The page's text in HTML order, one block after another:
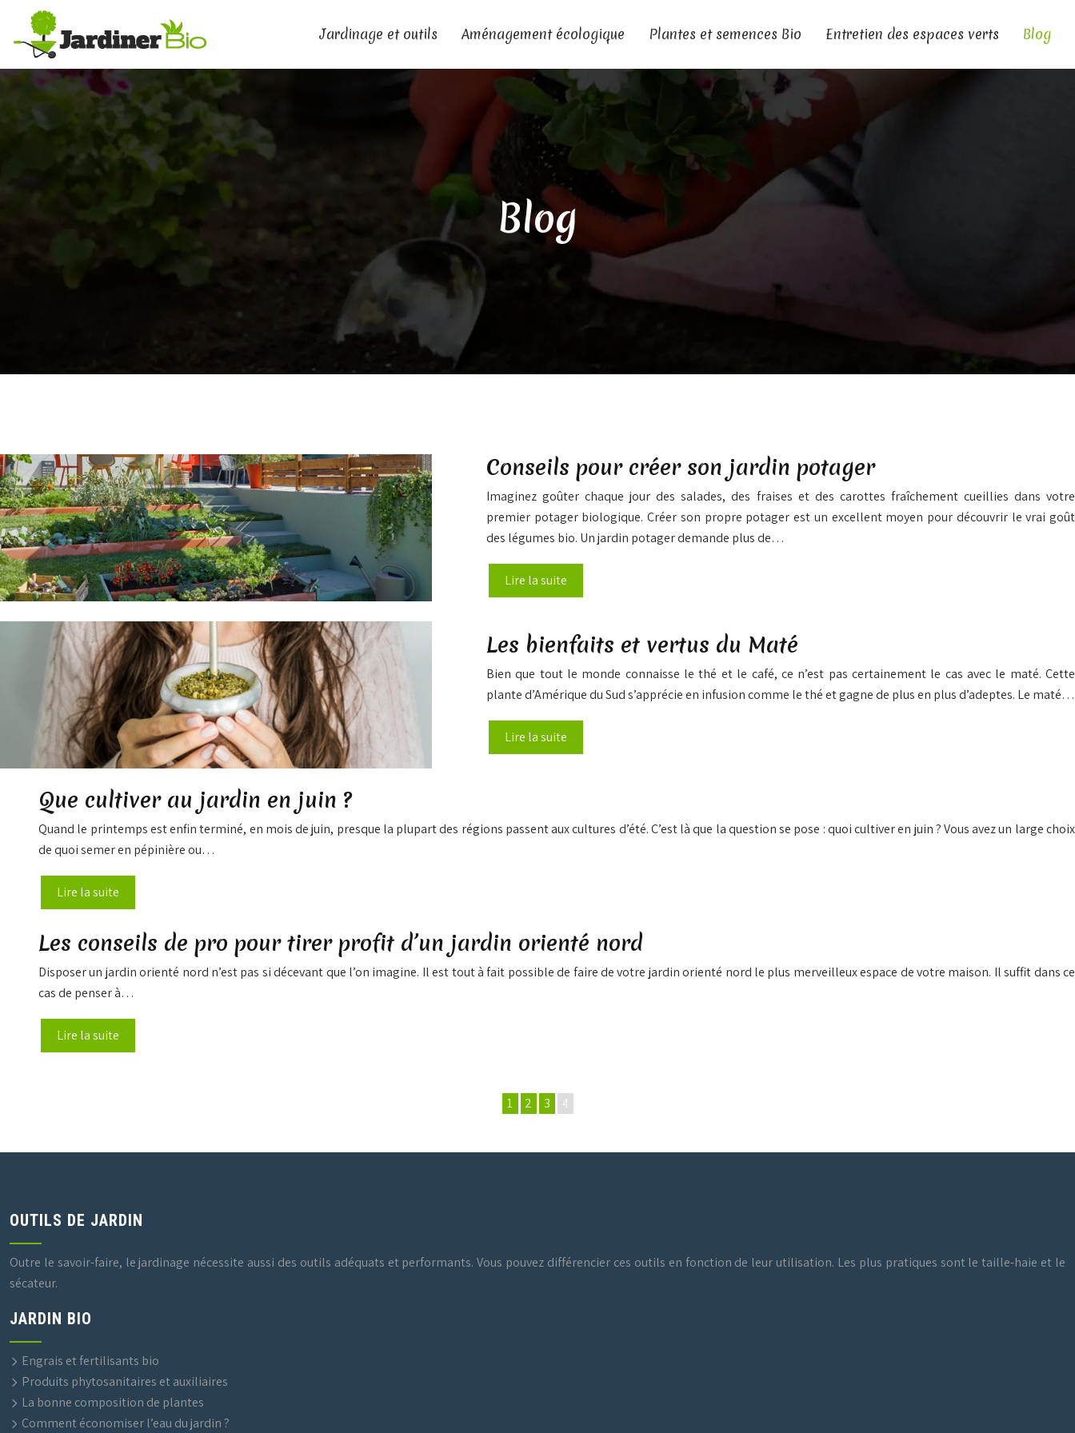
Jardinage et outils Aménagement écologique Plantes et semences Bio Entretien des espaces verts Blog
Blog
Conseils pour créer son jardin potager
Imaginez goûter chaque jour des salades, des fraises et des carottes fraîchement cueillies dans votre
premier potager biologique. Créer son propre potager est un excellent moyen pour découvrir le vrai goût
des légumes bio. Un jardin potager demande plus de…
Lire la suite
Les bienfaits et vertus du Maté
Bien que tout le monde connaisse le thé et le café, ce n’est pas certainement le cas avec le maté. Cette
plante d’Amérique du Sud s’apprécie en infusion comme le thé et gagne de plus en plus d’adeptes. Le maté…
Lire la suite
Que cultiver au jardin en juin ?
Quand le printemps est enfin terminé, en mois de juin, presque la plupart des régions passent aux cultures d’été. C’est là que la question se pose : quoi cultiver en juin ? Vous avez un large choix
de quoi semer en pépinière ou…
Lire la suite
Les conseils de pro pour tirer profit d’un jardin orienté nord
Disposer un jardin orienté nord n’est pas si décevant que l’on imagine. Il est tout à fait possible de faire de votre jardin orienté nord le plus merveilleux espace de votre maison. Il suffit dans ce
cas de penser à…
Lire la suite
1 2 3 4
OUTILS DE JARDIN
Outre le savoir-faire, le jardinage nécessite aussi des outils adéquats et performants. Vous pouvez différencier ces outils en fonction de leur utilisation. Les plus pratiques sont le taille-haie et le
sécateur.
JARDIN BIO
Engrais et fertilisants bio
Produits phytosanitaires et auxiliaires
La bonne composition de plantes
Comment économiser l’eau du jardin ?